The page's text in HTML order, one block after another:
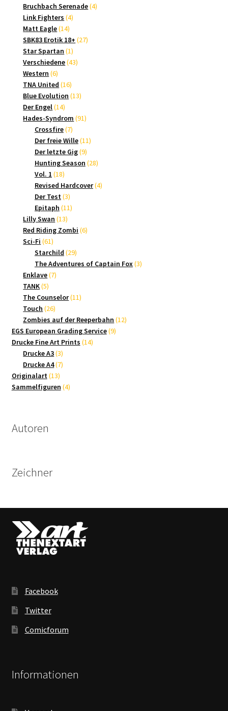
Produkte
Bruchbach Serenade 44
Link Fighters 44
Matt Eagle 1414
Produkte
SBK83 Erotik 18+ 2727
Star Spartan 11
Produkt
Verschiedene 4343
Western 66
Produkte
TNA United 1616
Produkte
Blue Evolution 1313
Der Engel 1414
Produkte
Hades-Syndrom 9191
Crossfire 77
Produkte
Der freie Wille 1111
Der letzte Gig 99
Produkte
Hunting Season 2828
Vol. 1 1818
Produkte
Revised Hardcover 44
Der Test 33
Produkte
Epitaph 1111
Lilly Swan 1313
Produkte
Red Riding Zombi 66
Sci-Fi 6161
Produkte
Starchild 2929
Produkte
The Adventures of Captain Fox 33
Enklave 77
TANK 55
Produkte
The Counselor 1111
Touch 2626
Produkte
Zombies auf der Reeperbahn 1212
EGS European Grading Service 99
Drucke Fine Art Prints 1414
Drucke A3 33
Produkte
Drucke A4 77
Originalart 1313
Produkte
Sammelfiguren 44
Autoren
Zeichner
Facebook
Twitter
Comicforum
Informationen